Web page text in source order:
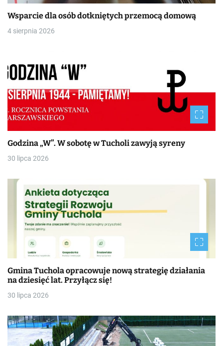
Wsparcie dla osób dotkniętych przemocą domową
4 sierpnia 2026
Godzina „W”. W sobotę w Tucholi zawyją syreny
30 lipca 2026
Gmina Tuchola opracowuje nową strategię działania
na dziesięć lat. Przyłącz się!
30 lipca 2026